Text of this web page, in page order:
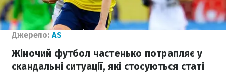
Джерело: AS
Жіночий футбол частенько потрапляє у
скандальні ситуації, які стосуються статі